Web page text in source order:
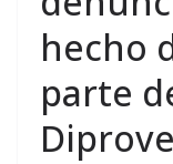
hecho
parte